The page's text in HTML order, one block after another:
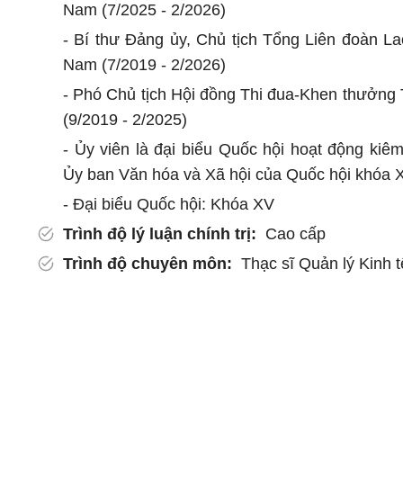
Nam (7/2025 - 2/2026)
- Bí thư Đảng ủy, Chủ tịch Tổng Liên đoàn
Nam (7/2019 - 2/2026)
- Phó Chủ tịch Hội đồng Thi đua-Khen thưởng
(9/2019 - 2/2025)
- Ủy viên là đại biểu Quốc hội hoạt động
Ủy ban Văn hóa và Xã hội của Quốc hội khóa
- Đại biểu Quốc hội: Khóa XV
Trình độ lý luận chính trị: Cao cấp
Trình độ chuyên môn: Thạc sĩ Quản lý Kinh